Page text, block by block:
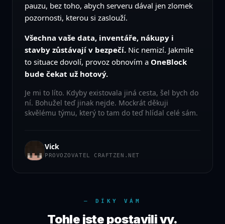
pauzu, bez toho, abych serveru dával jen zlomek
pozornosti, kterou si zaslouží.
Všechna vaše data, inventáře, nákupy i
stavby zůstávají v bezpečí. Nic nemizí. Jakmile
to situace dovolí, provoz obnovím a OneBlock
bude čekat už hotový.
Je mi to líto. Kdyby existovala jiná cesta, šel bych do
ní. Bohužel teď jinak nejde. Mockrát děkuji
skvělému týmu, který to tam do teď hlídal celé sám.
Vick
PROVOZOVATEL CRAFTZEN.NET
— DÍKY VÁM
Tohle jste postavili vy.